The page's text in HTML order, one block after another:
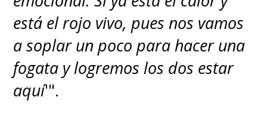
está el rojo vivo, pues nos vamos
a soplar un poco para hacer una
fogata y logremos los dos estar
aquí'".